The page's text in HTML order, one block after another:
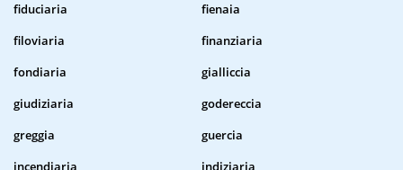
fiduciaria
fienaia
filoviaria
finanziaria
fondiaria
gialliccia
giudiziaria
godereccia
greggia
guercia
incendiaria
indiziaria